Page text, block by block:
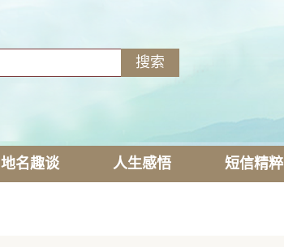
地名趣谈 人生感悟 短信精粹